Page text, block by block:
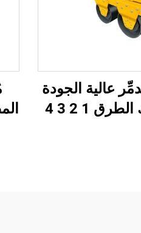
عالية الجودة
ماكينة دك الطرق 1 2 3 4